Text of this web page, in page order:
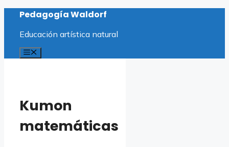
Saltar
contenido
Pedagogía Waldorf
Educación artística natural
Menú
Kumon
matemáticas